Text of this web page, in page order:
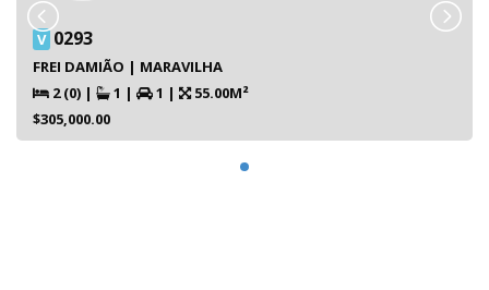
V 0293
FREI DAMIÃO | MARAVILHA
2 (0) | 1 | 1 |
55.00M²
$305,000.00